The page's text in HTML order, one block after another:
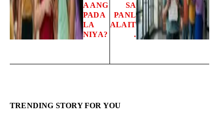
A ANG
PADA
LA
NIYA?
SA
PANL
ALAIT
.
TRENDING STORY FOR YOU